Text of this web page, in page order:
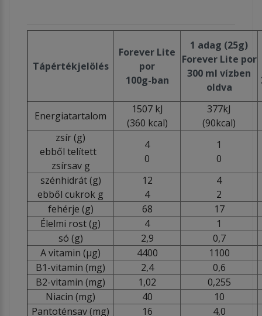
Tápértékjelölés
Forever Lite
por
100g-ban
1 adag (25g)
Forever Lite por
300 ml vízben
oldva
Energiatartalom
1507 kJ
(360 kcal)
377kJ
(90kcal)
zsír (g)
ebből telített
zsírsav g
4
0
1
0
szénhidrát (g)
ebből cukrok g
12
4
4
2
fehérje (g)
68
17
Élelmi rost (g)
4
1
só (g)
2,9
0,7
A vitamin (µg)
4400
1100
B1-vitamin (mg)
2,4
0,6
B2-vitamin (mg)
1,02
0,255
Niacin (mg)
40
10
Pantoténsav (mg)
16
4,0